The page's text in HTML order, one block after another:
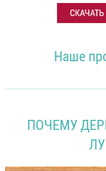
Наше
ПОЧЕМУ